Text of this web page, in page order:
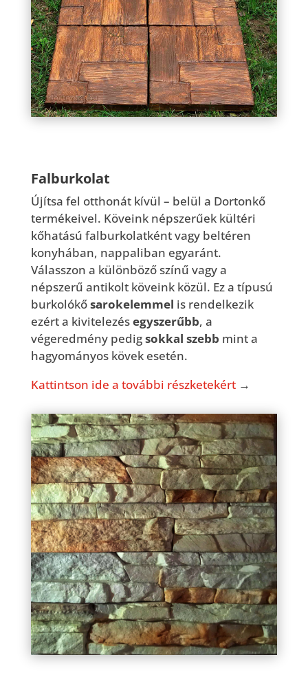
Falburkolat
Újítsa fel otthonát kívül – belül a Dortonkő
termékeivel. Köveink népszerűek kültéri
kőhatású falburkolatként vagy beltéren
konyhában, nappaliban egyaránt.
Válasszon a különböző színű vagy a
népszerű antikolt köveink közül. Ez a típusú
burkolókősarokelemmel is rendelkezik
ezért a kivitelezésegyszerűbb, a
végeredmény pedigsokkal szebb mint a
hagyományos kövek esetén.
Kattintson ide a további részketekért→